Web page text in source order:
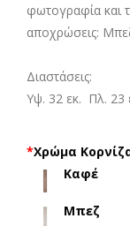
φωτογραφία και
αποχρώσεις:
Διαστάσεις:
Υψ. 32 εκ. Πλ. 23
*Χρώμα
Καφέ
Μπεζ